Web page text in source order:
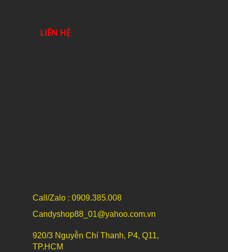
LIÊN HỆ
Call/Zalo : 0909.385.008
Candyshop88_01@yahoo.com.vn
920/3 Nguyễn Chí Thanh, P4, Q11,
TP.HCM